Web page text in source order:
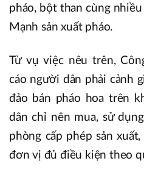
pháo, bột than cùng
Mạnh sản xuất pháo.
Từ vụ việc nêu trên,
cáo người dân phải cảnh
đảo bán pháo hoa trên
dân chỉ nên mua, sử
phòng cấp phép sản
đơn vị đủ điều kiện theo